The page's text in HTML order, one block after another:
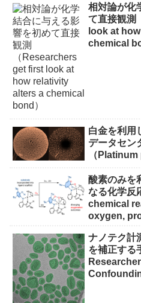
相対論が化
て直接観
look at
chemical
白金を利用
データセン
（
酸素のみを
なる化学反
chemical
oxygen,
ナノテク計
を補正する